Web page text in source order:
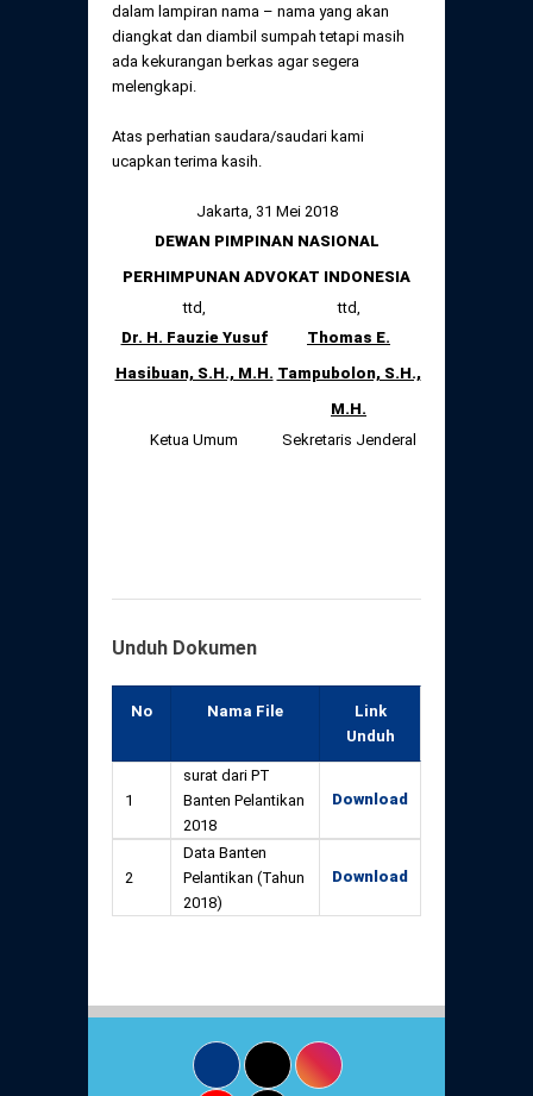
dalam lampiran nama – nama yang akan
diangkat dan diambil sumpah tetapi masih
ada kekurangan berkas agar segera
melengkapi.
Atas perhatian saudara/saudari kami
ucapkan terima kasih.
Jakarta, 31 Mei 2018
DEWAN PIMPINAN NASIONAL
PERHIMPUNAN ADVOKAT INDONESIA
ttd,
ttd,
Dr. H. Fauzie Yusuf
Hasibuan, S.H., M.H.
Thomas E.
Tampubolon, S.H.,
M.H.
Ketua Umum
Sekretaris Jenderal
Unduh Dokumen
No Nama File
Link
Unduh
1
surat dari PT
Banten Pelantikan
2018
Download
2
Data Banten
Pelantikan (Tahun
2018)
Download